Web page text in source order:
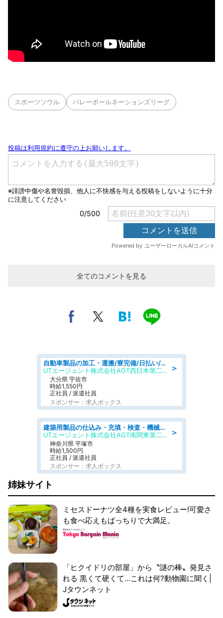
スポーツソウル バレーボールネーションズリーグ
全てのコメントを見る
＞
自動車製品の加工・運搬/寮完備/日払い/工場・製造
UTエージェント株式会社AGT西日本第二CU
大分県 宇佐市
時給1,550円
正社員 / 派遣社員
スポンサー：求人ボックス
＞
建築用製品の仕込み・充填・検査・機械操作/寮完備/日払い/工場・製造
UTエージェント株式会社AGT南関東第二CU
神奈川県 平塚市
時給1,500円
正社員 / 派遣社員
スポンサー：求人ボックス
姉妹サイト
ミセスドーナツ全4種を実食レビュー!可愛さ
も食べ応えもばっちりで大満足。
「ヒクイドリの部屋」から〝謎の棒〟発見さ
れる 黒くて硬くて...これは何?動物園に聞く|
Jタウンネット